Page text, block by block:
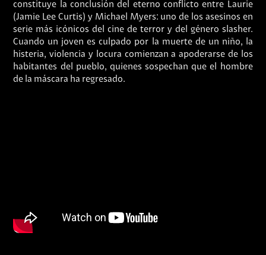
constituye la conclusión del eterno conflicto entre Laurie
(Jamie Lee Curtis) y Michael Myers: uno de los asesinos en
serie más icónicos del cine de terror y del género slasher.
Cuando un joven es culpado por la muerte de un niño, la
histeria, violencia y locura comienzan a apoderarse de los
habitantes del pueblo, quienes sospechan que el hombre
de la máscara ha regresado.